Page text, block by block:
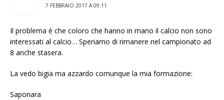
7 FEBBRAIO 2017 A 09:11
Il problema è che coloro che hanno in mano il calcio non sono
interessati al calcio… Speriamo di rimanere nel campionato ad
8 anche stasera.
La vedo bigia ma azzardo comunque la mia formazione:
Saponara